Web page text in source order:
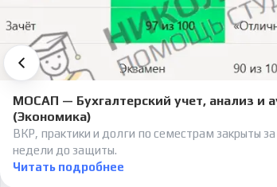
МОСАП — Бухгалтерский учет, анализ и
(Экономика)
ВКР, практики и долги по семестрам закрыты за
недели до защиты.
Читать подробнее